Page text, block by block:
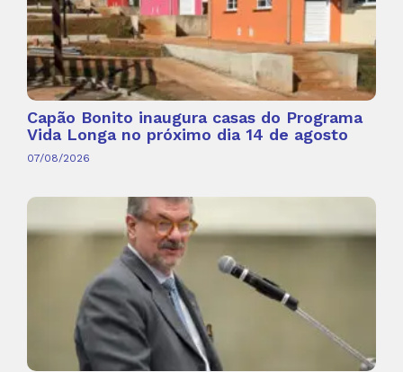
Capão Bonito inaugura casas do Programa
Vida Longa no próximo dia 14 de agosto
07/08/2026